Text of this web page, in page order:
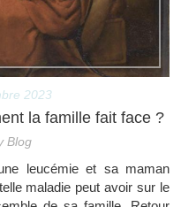
2023
la famille fait face ?
Blog
leucémie et sa maman
maladie peut avoir sur le